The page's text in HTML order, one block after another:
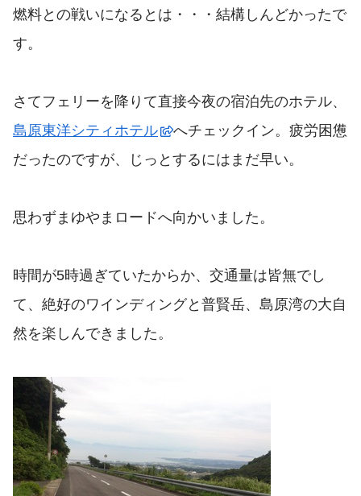
燃料との戦いになるとは・・・結構しんどかったで
す。
さてフェリーを降りて直接今夜の宿泊先のホテル、
島原東洋シティホテル
へチェックイン。疲労困憊
だったのですが、じっとするにはまだ早い。
思わずまゆやまロードへ向かいました。
時間が5時過ぎていたからか、交通量は皆無でし
て、絶好のワインディングと普賢岳、島原湾の大自
然を楽しんできました。